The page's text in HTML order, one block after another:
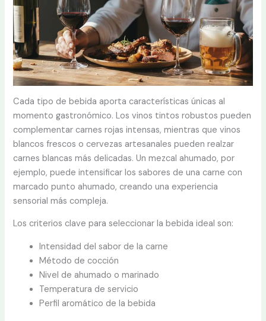
Cada tipo de bebida aporta características únicas al
momento gastronómico. Los vinos tintos robustos pueden
complementar carnes rojas intensas, mientras que vinos
blancos frescos o cervezas artesanales pueden realzar
carnes blancas más delicadas. Un mezcal ahumado, por
ejemplo, puede intensificar los sabores de una carne con
marcado punto ahumado, creando una experiencia
sensorial más compleja.
Los criterios clave para seleccionar la bebida ideal son:
Intensidad del sabor de la carne
Método de cocción
Nivel de ahumado o marinado
Temperatura de servicio
Perfil aromático de la bebida